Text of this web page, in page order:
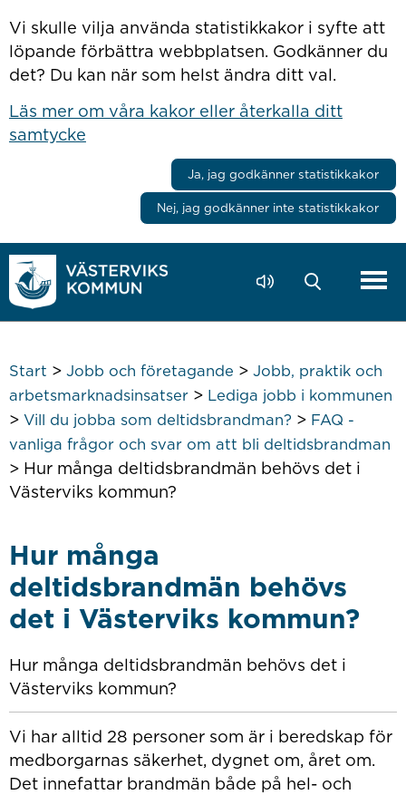
Vi skulle vilja använda statistikkakor i syfte att
löpande förbättra webbplatsen. Godkänner du
det? Du kan när som helst ändra ditt val.
Läs mer om våra kakor eller återkalla ditt
samtycke
Ja, jag godkänner statistikkakor
Nej, jag godkänner inte statistikkakor
Start > Jobb och företagande > Jobb, praktik och
arbetsmarknadsinsatser> Lediga jobb i kommunen
> Vill du jobba som deltidsbrandman? > FAQ -
vanliga frågor och svar om att bli deltidsbrandman
> Hur många deltidsbrandmän behövs det i
Västerviks kommun?
Hur många
deltidsbrandmän behövs
det i Västerviks kommun?
Hur många deltidsbrandmän behövs det i
Västerviks kommun?
Vi har alltid 28 personer som är i beredskap för
medborgarnas säkerhet, dygnet om, året om.
Det innefattar brandmän både på hel- och